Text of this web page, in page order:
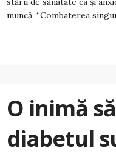
muncă. “Combaterea
O inimă
diabetul